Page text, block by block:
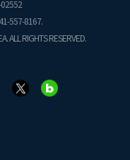
02552
557-8167.
ALL RIGHTS RESERVED.